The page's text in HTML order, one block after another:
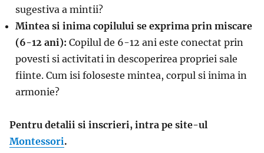
sugestiva a mintii?
Mintea si inima copilului se exprima prin miscare
(6-12 ani): Copilul de 6-12 ani este conectat prin
povesti si activitati in descoperirea propriei sale
fiinte. Cum isi foloseste mintea, corpul si inima in
armonie?
Pentru detalii si inscrieri, intra pe site-ul
Montessori.